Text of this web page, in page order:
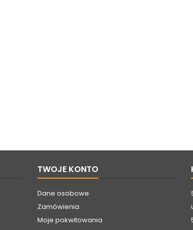
TWOJE KONTO
Dane osobowe
Zamówienia
Moje pokwitowania